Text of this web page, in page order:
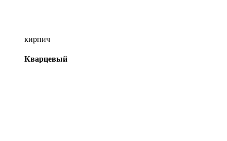
кирпич
Кварцевый